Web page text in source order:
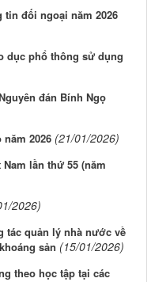
tin đối ngoại năm 2026
dục phổ thông sử dụng
đán Bính Ngọ
2026 (21/01/2026)
lần thứ 55 (năm
2026)
tác quản lý nhà nước về
sản (15/01/2026)
theo học tập tại các